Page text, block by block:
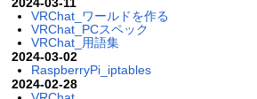
VRChat_ワールドを作る
VRChat_PCスペック
VRChat_用語集
2024-03-02
RaspberryPi_iptables
2024-02-28